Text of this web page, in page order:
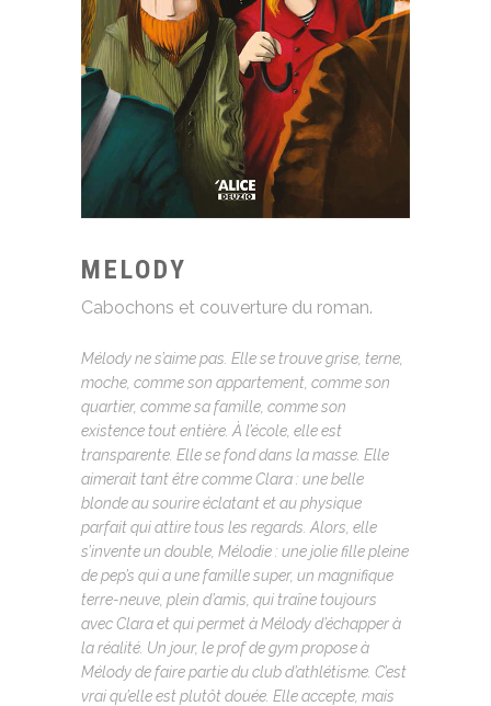
MELODY
Cabochons et couverture du roman.
Mélody ne s’aime pas. Elle se trouve grise, terne,
moche, comme son appartement, comme son
quartier, comme sa famille, comme son
existence tout entière. À l’école, elle est
transparente. Elle se fond dans la masse. Elle
aimerait tant être comme Clara : une belle
blonde au sourire éclatant et au physique
parfait qui attire tous les regards. Alors, elle
s’invente un double, Mélodie : une jolie fille pleine
de pep’s qui a une famille super, un magnifique
terre-neuve, plein d’amis, qui traîne toujours
avec Clara et qui permet à Mélody d’échapper à
la réalité. Un jour, le prof de gym propose à
Mélody de faire partie du club d’athlétisme. C’est
vrai qu’elle est plutôt douée. Elle accepte, mais